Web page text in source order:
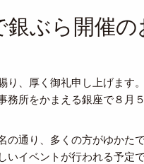
銀ぶら開催の
り、厚く御礼申し上げます。
務所をかまえる銀座で８月
の通り、多くの方がゆかた
いイベントが行われる予定で